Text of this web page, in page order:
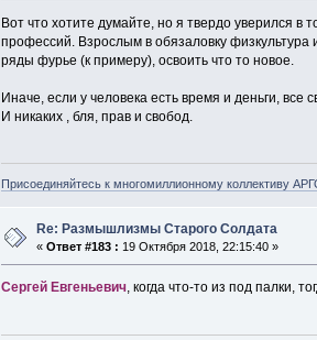
Вот что хотите думайте, но я твердо уверился в
профессий. Взрослым в обязаловку физкультура
ряды фурье (к примеру), освоить что то новое.
Иначе, если у человека есть время и деньги, все
И никаких , бля, прав и свобод.
Присоединяйтесь к многомиллионному коллективу
Re: Размышлизмы Старого Солдата
«Ответ #183 : 19 Октября 2018, 22:15:40 »
Сергей Евгеньевич, когда что-то из под палки,